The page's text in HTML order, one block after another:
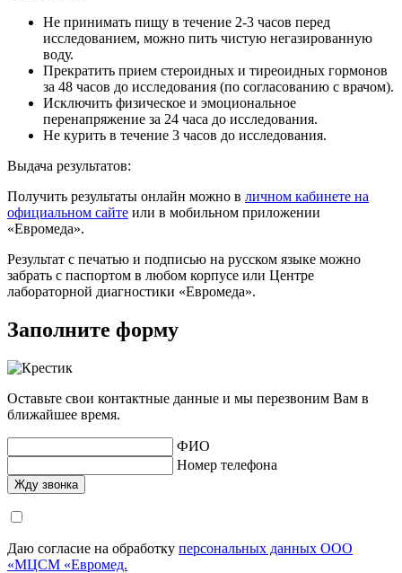
Не принимать пищу в течение 2-3 часов перед
исследованием, можно пить чистую негазированную
воду.
Прекратить прием стероидных и тиреоидных гормонов
за 48 часов до исследования (по согласованию с врачом).
Исключить физическое и эмоциональное
перенапряжение за 24 часа до исследования.
Не курить в течение 3 часов до исследования.
Выдача результатов:
Получить результаты онлайн можно в личном кабинете на
официальном сайте или в мобильном приложении
«Евромеда».
Результат с печатью и подписью на русском языке можно
забрать с паспортом в любом корпусе или Центре
лабораторной диагностики «Евромеда».
Заполните форму
Оставьте свои контактные данные и мы перезвоним Вам в
ближайшее время.
ФИО
Номер телефона
Даю согласие на обработку персональных данных ООО
«МЦСМ «Евромед.